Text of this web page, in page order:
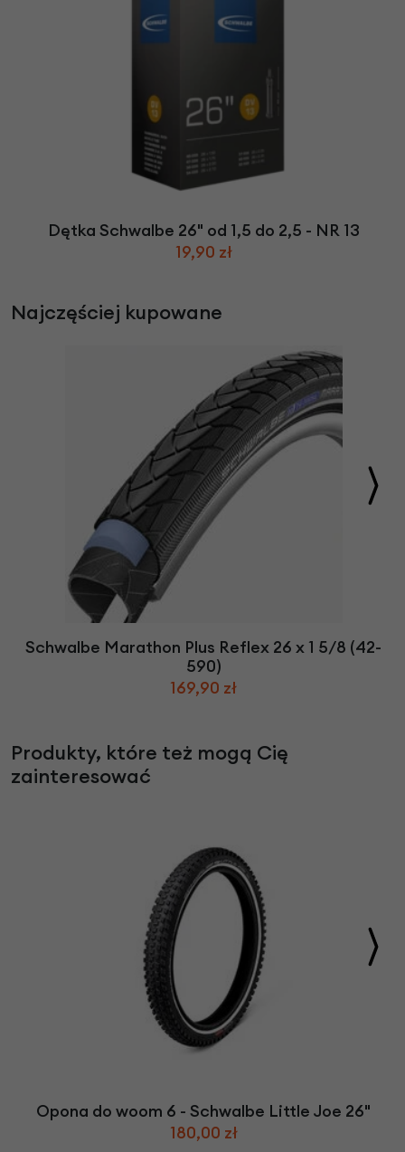
Dętka Schwalbe 26" od 1,5 do 2,5 - NR 13
19,90 zł
Najczęściej kupowane
Schwalbe Marathon Plus Reflex 26 x 1 5/8 (42-
590)
169,90 zł
Produkty, które też mogą Cię
zainteresować
Opona do woom 6 - Schwalbe Little Joe 26"
180,00 zł